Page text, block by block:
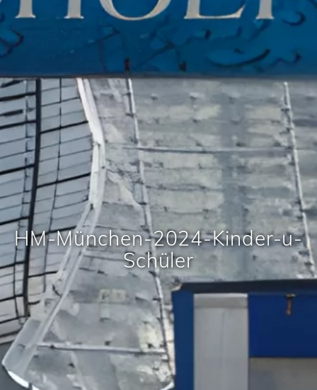
HM-München-2024-Kinder-u-
Schüler